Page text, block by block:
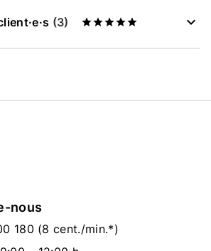
(3)
nous
180 (8 cent./min.*)